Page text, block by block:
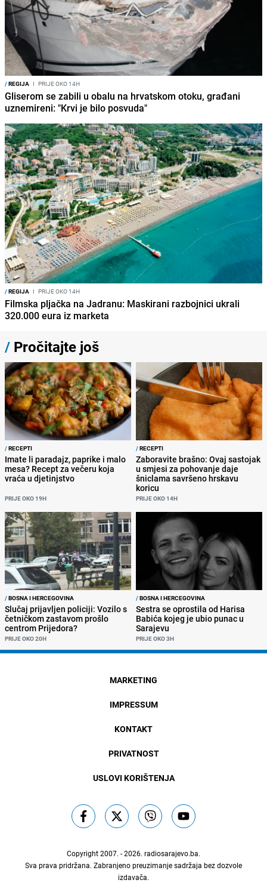
/REGIJA I PRIJE OKO 14H
Gliserom se zabili u obalu na hrvatskom otoku, građani
uznemireni: "Krvi je bilo posvuda"
/REGIJA I PRIJE OKO 14H
Filmska pljačka na Jadranu: Maskirani razbojnici ukrali
320.000 eura iz marketa
/ Pročitajte još
/RECEPTI
Imate li paradajz, paprike i malo
mesa? Recept za večeru koja
vraća u djetinjstvo
PRIJE OKO 19H
/RECEPTI
Zaboravite brašno: Ovaj sastojak
u smjesi za pohovanje daje
šniclama savršeno hrskavu
koricu
PRIJE OKO 14H
/BOSNA I HERCEGOVINA
Slučaj prijavljen policiji: Vozilo s
četničkom zastavom prošlo
centrom Prijedora?
PRIJE OKO 20H
/BOSNA I HERCEGOVINA
Sestra se oprostila od Harisa
Babića kojeg je ubio punac u
Sarajevu
PRIJE OKO 3H
MARKETING
IMPRESSUM
KONTAKT
PRIVATNOST
USLOVI KORIŠTENJA
Copyright 2007. - 2026. radiosarajevo.ba.
Sva prava pridržana. Zabranjeno preuzimanje sadržaja bez dozvole
izdavača.